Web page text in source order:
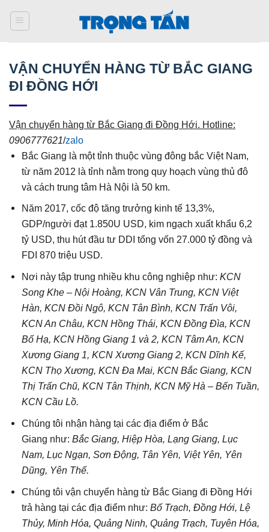
qua
VẬN CHUYỂN HÀNG TỪ BẮC GIANG
ĐI ĐỒNG HỚI
Vận chuyển hàng từ Bắc Giang đi Đồng Hới. Hotline:
0906777621/zalo
Bắc Giang là một tỉnh thuộc vùng đông bắc Việt Nam,
từ năm 2012 là tỉnh nằm trong quy hoạch vùng thủ đô
và cách trung tâm Hà Nội là 50 km.
Năm 2017, cốc độ tăng trưởng kinh tế 13,3%,
GDP/người đạt 1.850U USD, kim ngạch xuất khẩu 6,2
tỷ USD, thu hút đầu tư DDI tổng vốn 27.000 tỷ đồng và
FDI 870 triệu USD.
Nơi này tập trung nhiều khu công nghiệp như:KCN
Song Khe – Nội Hoàng, KCN Vân Trung, KCN Việt
Hàn, KCN Đồi Ngô, KCN Tân Bình, KCN Trấn Vôi,
KCN An Châu, KCN Hồng Thái, KCN Đồng Đìa, KCN
Bố Hạ, KCN Hồng Giang 1 và 2, KCN Tâm An, KCN
Xương Giang 1, KCN Xương Giang 2, KCN Dĩnh Kế,
KCN Thọ Xương, KCN Đa Mai, KCN Bắc Giang, KCN
Thị Trấn Chũ, KCN Tân Thịnh, KCN Mỹ Hà – Bến Tuần,
KCN Cầu Lồ.
Chúng tôi nhận hàng tại các địa điểm ở Bắc
Giang như: Bắc Giang, Hiệp Hòa, Lạng Giang, Lục
Nam, Lục Ngạn, Sơn Động, Tân Yên, Việt Yên, Yên
Dũng, Yên Thế.
Chúng tôi vận chuyển hàng từ Bắc Giang đi Đồng Hới
trả hàng tại các địa điểm như:Bố Trạch, Đồng Hới, Lệ
Thủy, Minh Hóa, Quảng Ninh, Quảng Trạch, Tuyên Hóa,